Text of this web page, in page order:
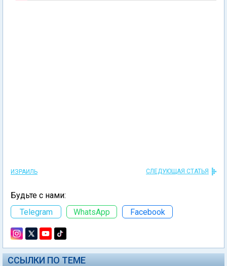
ИЗРАИЛЬ СЛЕДУЮЩАЯ СТАТЬЯ
Будьте с нами:
Telegram
WhatsApp Facebook
ССЫЛКИ ПО ТЕМЕ